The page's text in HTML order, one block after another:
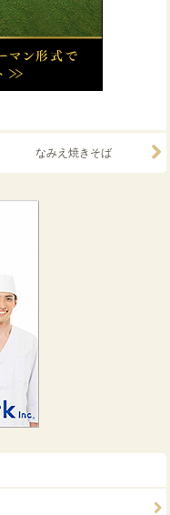
なみえ焼きそば